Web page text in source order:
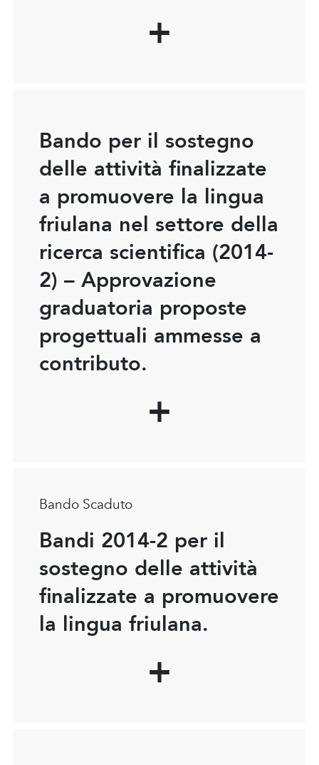
Bando per il sostegno
delle attività finalizzate
a promuovere la lingua
friulana nel settore della
ricerca scientifica (2014-
2) – Approvazione
graduatoria proposte
progettuali ammesse a
contributo.
Bando Scaduto
Bandi 2014-2 per il
sostegno delle attività
finalizzate a promuovere
la lingua friulana.